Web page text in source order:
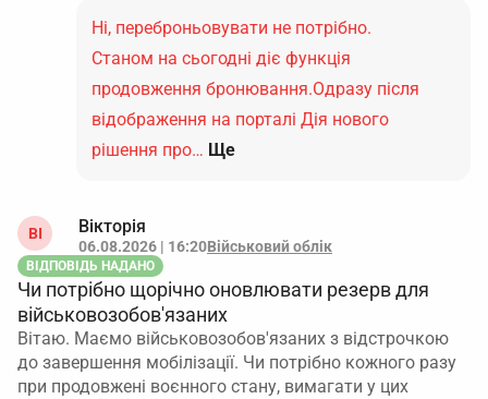
Ні, переброньовувати не потрібно.
Станом на сьогодні діє функція
продовження бронювання.Одразу після
відображення на порталі Дія нового
рішення про… Ще
ВІ Вікторія
06.08.2026 | 16:20Військовий облік
ВІДПОВІДЬ НАДАНО
Чи потрібно щорічно оновлювати резерв для
військовозобов'язаних
Вітаю. Маємо військовозобов'язаних з відстрочкою
до завершення мобілізації. Чи потрібно кожного разу
при продовжені воєнного стану, вимагати у цих